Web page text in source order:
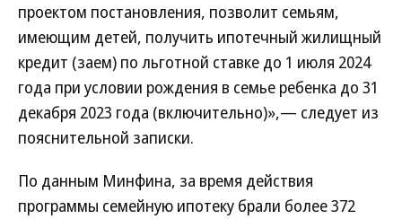
проектом постановления, позволит семьям,
имеющим детей, получить ипотечный жилищный
кредит (заем) по льготной ставке до 1 июля 2024
года при условии рождения в семье ребенка до 31
декабря 2023 года (включительно)»,— следует из
пояснительной записки.
По данным Минфина, за время действия
программы семейную ипотеку брали более 372